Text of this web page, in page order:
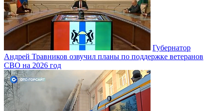
Губернатор
Андрей Травников озвучил планы по поддержке ветеранов
СВО на 2026 год